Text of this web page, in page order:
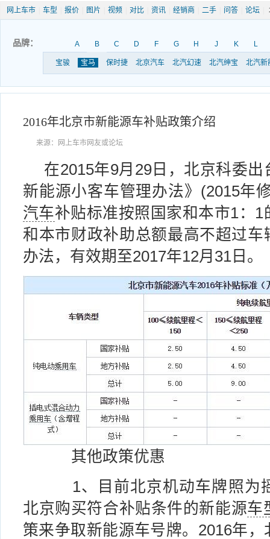
网上车市 车型 报价 图片 视频 对比 资讯 经销商 二手 问答 论坛
品牌： A B C D F G H J K L
宝骏 宝马 保时捷 北京汽车 北汽幻速 北汽绅宝 北汽新
2016年北京市新能源车补贴政策介绍
来源：网上车市网友或论坛
在2015年9月29日，北京科委
新能源小客车管理办法》(2015年
汽车补贴标准按照国家和本市1：
和本市财政补助总额最高不超过车
办法，有效期至2017年12月31日。
其他政策优惠
1、目前北京机动车牌照为
北京购买符合补贴条件的新能源车
策来争取新能源车号牌。2016年